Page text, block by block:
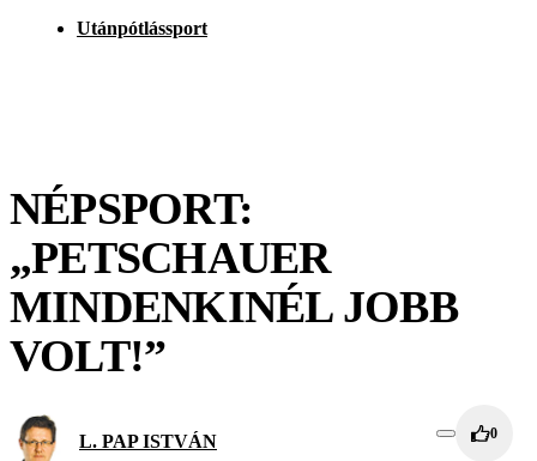
Utánpótlássport
NÉPSPORT:
„PETSCHAUER
MINDENKINÉL JOBB
VOLT!”
L. PAP ISTVÁN 0